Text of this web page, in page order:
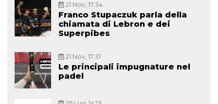
21 Nov, 17:34
Franco Stupaczuk parla della
chiamata di Lebron e dei
Superpibes
21 Nov, 17:31
Le principali impugnature nel
padel